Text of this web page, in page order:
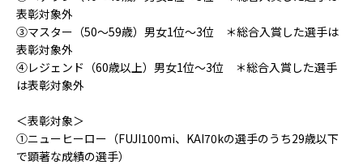
表彰対象外
③マスター（50～59歳）男女1位〜3位 ＊総合入賞した選手は
表彰対象外
④レジェンド（60歳以上）男女1位〜3位 ＊総合入賞した選手
は表彰対象外
＜表彰対象＞
①ニューヒーロー（FUJI100mi、KAI70kの選手のうち29歳以下
で顕著な成績の選手）